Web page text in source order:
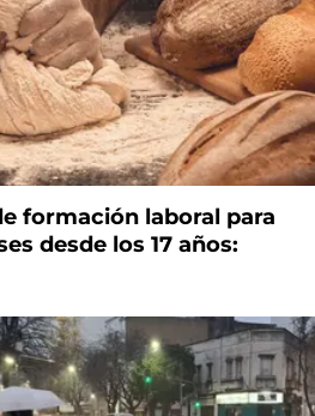
formación laboral para
desde los 17 años: